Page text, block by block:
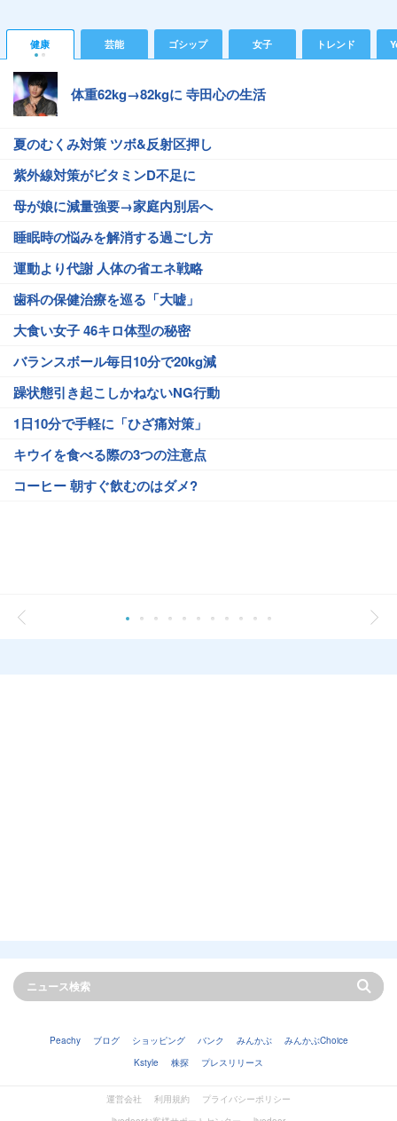
健康 芸能 ゴシップ 女子 トレンド
体重62kg→82kgに 寺田心の生活
夏のむくみ対策 ツボ&反射区押し
紫外線対策がビタミンD不足に
母が娘に減量強要→家庭内別居へ
睡眠時の悩みを解消する過ごし方
運動より代謝 人体の省エネ戦略
歯科の保健治療を巡る「大嘘」
大食い女子 46キロ体型の秘密
バランスボール毎日10分で20kg減
躁状態引き起こしかねないNG行動
1日10分で手軽に「ひざ痛対策」
キウイを食べる際の3つの注意点
コーヒー 朝すぐ飲むのはダメ?
Peachy ブログ ショッピング バンク みんかぶ
みんかぶChoice
Kstyle
株探 プレスリリース
運営会社 利用規約
プライバシーポリシー